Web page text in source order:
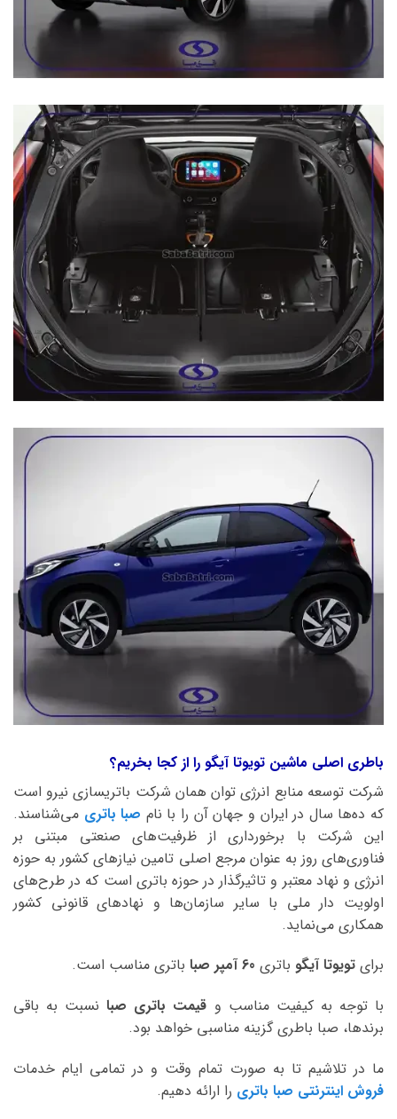
باطری اصلی ماشین تویوتا آیگو را از کجا بخریم؟
شرکت توسعه منابع انرژی توان همان شرکت باتریسازی نیرو است
که ده‌ها سال در ایران و جهان آن را با نام صبا باتری می‌شناسند.
این شرکت با برخورداری از ظرفیت‌های صنعتی مبتنی بر
فناوری‌های روز به عنوان مرجع اصلی تامین نیازهای کشور به حوزه
انرژی و نهاد معتبر و تاثیرگذار در حوزه باتری است که در طرح‌های
اولویت دار ملی با سایر سازمان‌ها و نهادهای قانونی کشور
همکاری می‌نماید.
برای تویوتا آیگو باتری
باتری مناسب است.
با توجه به کیفیت مناسب و قیمت باتری صبانسبت به باقی
برندها، صبا باطری گزینه مناسبی خواهد بود.
ما در تلاشیم تا به صورت تمام وقت و در تمامی ایام خدمات
فروش اینترنتی صبا باتری را ارائه دهیم.